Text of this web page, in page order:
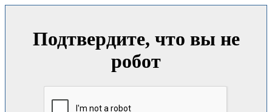
Подтвердите, что вы не
робот